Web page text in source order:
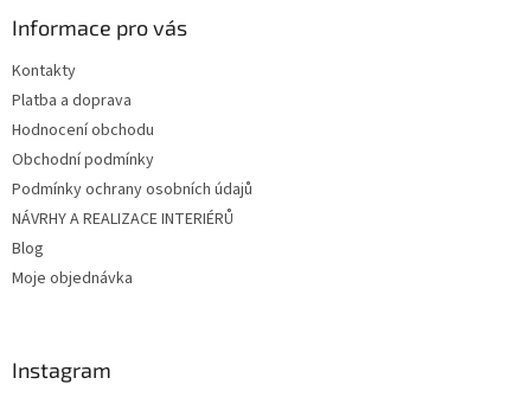
Informace pro vás
Kontakty
Platba a doprava
Hodnocení obchodu
Obchodní podmínky
Podmínky ochrany osobních údajů
NÁVRHY A REALIZACE INTERIÉRŮ
Blog
Moje objednávka
Instagram